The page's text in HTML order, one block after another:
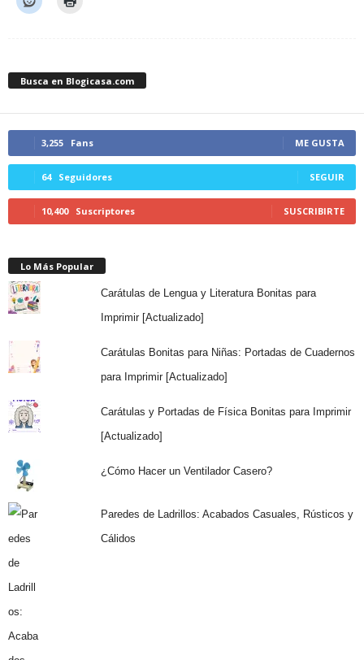
Busca en Blogicasa.com
3,255 Fans ME GUSTA
64 Seguidores SEGUIR
10,400 Suscriptores SUSCRIBIRTE
Lo Más Popular
Carátulas de Lengua y Literatura Bonitas para
Imprimir [Actualizado]
Carátulas Bonitas para Niñas: Portadas de Cuadernos
para Imprimir [Actualizado]
Carátulas y Portadas de Física Bonitas para Imprimir
[Actualizado]
¿Cómo Hacer un Ventilador Casero?
Paredes de Ladrillos: Acabados Casuales, Rústicos y
Cálidos